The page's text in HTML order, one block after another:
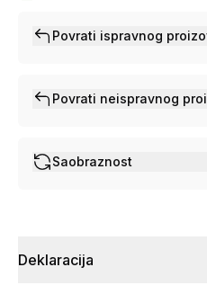
Povrati ispravnog
Povrati neispravnog
Saobraznost
Deklaracija